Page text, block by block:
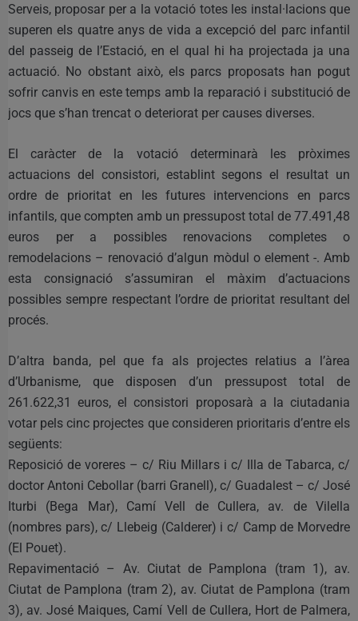
Serveis, proposar per a la votació totes les instal·lacions que
superen els quatre anys de vida a excepció del parc infantil
del passeig de l’Estació, en el qual hi ha projectada ja una
actuació. No obstant això, els parcs proposats han pogut
sofrir canvis en este temps amb la reparació i substitució de
jocs que s’han trencat o deteriorat per causes diverses.
El caràcter de la votació determinarà les pròximes
actuacions del consistori, establint segons el resultat un
ordre de prioritat en les futures intervencions en parcs
infantils, que compten amb un pressupost total de 77.491,48
euros per a possibles renovacions completes o
remodelacions – renovació d’algun mòdul o element -. Amb
esta consignació s’assumiran el màxim d’actuacions
possibles sempre respectant l’ordre de prioritat resultant del
procés.
D’altra banda, pel que fa als projectes relatius a l’àrea
d’Urbanisme, que disposen d’un pressupost total de
261.622,31 euros, el consistori proposarà a la ciutadania
votar pels cinc projectes que consideren prioritaris d’entre els
següents:
Reposició de voreres – c/ Riu Millars i c/ Illa de Tabarca, c/
doctor Antoni Cebollar (barri Granell), c/ Guadalest – c/ José
Iturbi (Bega Mar), Camí Vell de Cullera, av. de Vilella
(nombres pars), c/ Llebeig (Calderer) i c/ Camp de Morvedre
(El Pouet).
Repavimentació – Av. Ciutat de Pamplona (tram 1), av.
Ciutat de Pamplona (tram 2), av. Ciutat de Pamplona (tram
3), av. José Maiques, Camí Vell de Cullera, Hort de Palmera,